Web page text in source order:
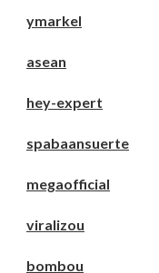
ymarkel
asean
hey-expert
spabaansuerte
megaofficial
viralizou
bombou